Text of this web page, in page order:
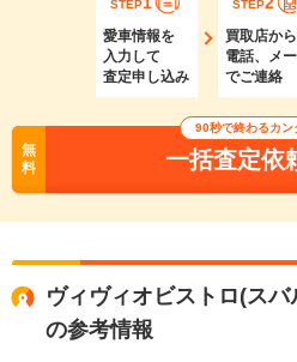
STEP
愛車情報を
入力して
査定申し込み
STEP
買取店から
電話、メ
でご連絡
無
料
90秒で終わるカン
一括査定依
ヴィヴィオビストロ(ス
の参考情報